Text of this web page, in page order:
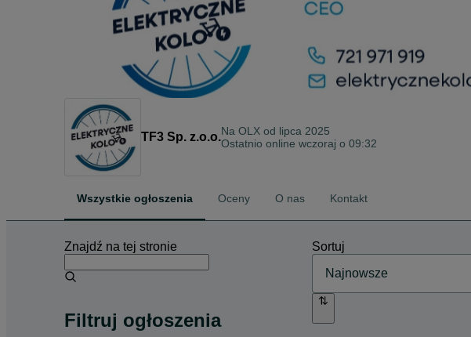
TF3 Sp. z.o.o.Na OLX od lipca 2025
Ostatnio online wczoraj o 09:32
Wszystkie ogłoszenia Oceny O nas Kontakt
Znajdź na tej stronie
Filtruj ogłoszenia
Sortuj